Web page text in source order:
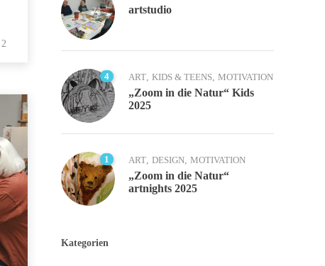
2
artstudio
4 ART, KIDS & TEENS, MOTIVATION
„Zoom in die Natur“ Kids
2025
1 ART, DESIGN, MOTIVATION
„Zoom in die Natur“
artnights 2025
Kategorien